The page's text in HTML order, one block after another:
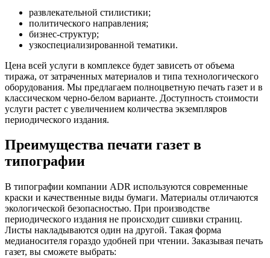
развлекательной стилистики;
политического направления;
бизнес-структур;
узкоспециализированной тематики.
Цена всей услуги в комплексе будет зависеть от объема
тиража, от затраченных материалов и типа технологического
оборудования. Мы предлагаем полноцветную печать газет и в
классическом черно-белом варианте. Доступность стоимости
услуги растет с увеличением количества экземпляров
периодического издания.
Преимущества печати газет в
типографии
В типографии компании ADR используются современные
краски и качественные виды бумаги. Материалы отличаются
экологической безопасностью. При производстве
периодического издания не происходит сшивки страниц.
Листы накладываются один на другой. Такая форма
медианосителя гораздо удобней при чтении. Заказывая печать
газет, вы сможете выбрать: